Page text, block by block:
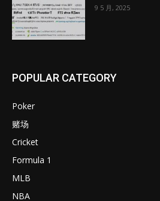
9 5 月, 2025
POPULAR CATEGORY
Poker
赌场
Cricket
Formula 1
MLB
NBA